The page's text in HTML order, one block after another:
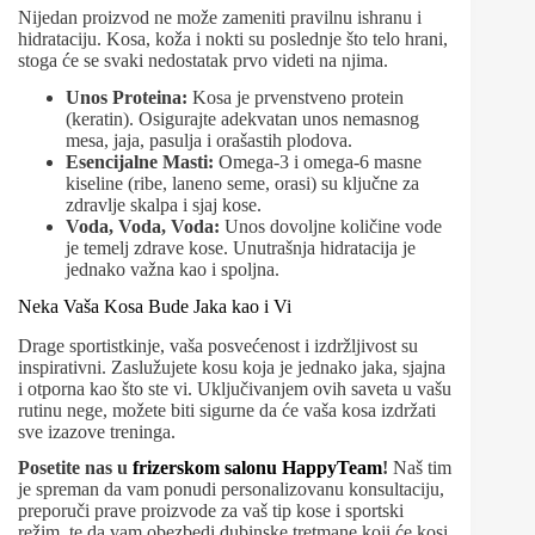
Nijedan proizvod ne može zameniti pravilnu ishranu i
hidrataciju. Kosa, koža i nokti su poslednje što telo hrani,
stoga će se svaki nedostatak prvo videti na njima.
Unos Proteina: Kosa je prvenstveno protein
(keratin). Osigurajte adekvatan unos nemasnog
mesa, jaja, pasulja i orašastih plodova.
Esencijalne Masti: Omega-3 i omega-6 masne
kiseline (ribe, laneno seme, orasi) su ključne za
zdravlje skalpa i sjaj kose.
Voda, Voda, Voda: Unos dovoljne količine vode
je temelj zdrave kose. Unutrašnja hidratacija je
jednako važna kao i spoljna.
Neka Vaša Kosa Bude Jaka kao i Vi
Drage sportistkinje, vaša posvećenost i izdržljivost su
inspirativni. Zaslužujete kosu koja je jednako jaka, sjajna
i otporna kao što ste vi. Uključivanjem ovih saveta u vašu
rutinu nege, možete biti sigurne da će vaša kosa izdržati
sve izazove treninga.
Posetite nas u frizerskom salonu HappyTeam! Naš tim
je spreman da vam ponudi personalizovanu konsultaciju,
preporuči prave proizvode za vaš tip kose i sportski